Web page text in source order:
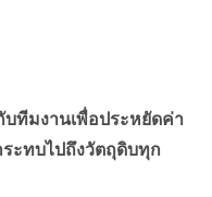
ทีมงานเพื่อประหยัดค่า
ะทบไปถึงวัตถุดิบทุก